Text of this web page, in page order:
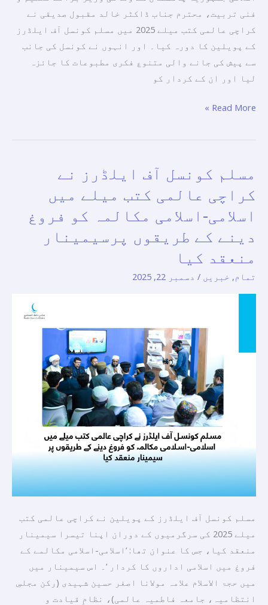
فنی تربیت، محترم جناب ڈاکٹر خالد مقبول صدیقی نے
کراچی عالمی کتب میلے 2025 میں مسلم کونسل آف ایلڈرز
کے پویلین کا دورہ کیا۔ اور انہوں نے کونسل کی جانب
سے پیش کی جانے والی متنوع فکری مطبوعات کا جائزہ
لیا اور ان کے کردار کو
اور
اس
مطبوعات
کو
سراہا۔
Read More »
مسلم کونسل آف ایلڈرز نے
کراچی عالمی کتب میلے میں
اسلامی-اسلامی مکالمہ کو فروغ
دینے کے طریقوں پرسیمینار
منعقد کیا
تمام, خبریں / دسمبر 22, 2025
مسلم کونسل آف ایلڈرز کے پویلین نے کراچی عالمی کتب
میلے 2025 کی سرگرمیوں کے دوران اپنا تیسرا سیمینار
منعقد کیا، جس کا عنوان تھا: ‘اسلامی-اسلامی مکالمے کے
فروغ میں اسلامی اداروں کا کردار ‘۔ اس سیمینار میں
میں حجۃ الاسلام علامہ مولانا اصغر حسین شہیدی (رکن مجلسِ
انتظامیہ، جامعہ فاطمیہ عالمی)، نظامِ قیادت و
آف
ایلڈرز
عالمی
کتب
پرسیمینار
منعقد
کیا